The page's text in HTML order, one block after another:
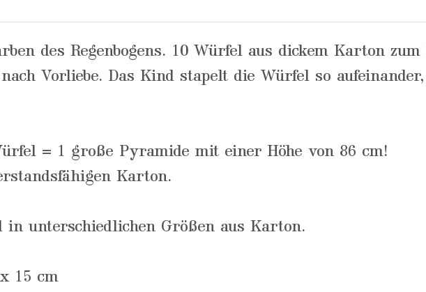
des Regenbogens. 10 Würfel aus dickem Karton
Vorliebe. Das Kind stapelt die Würfel so
= 1 große Pyramide mit einer Höhe von 86 cm!
Karton.
unterschiedlichen Größen aus Karton.
15 cm